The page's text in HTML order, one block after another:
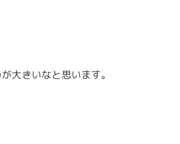
大きいなと思います。